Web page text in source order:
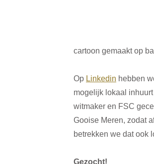
cartoon gemaakt op
Op Linkedin hebben
mogelijk lokaal
witmaker en FSC
Gooise Meren, zodat
betrekken we dat ook
Gezocht!